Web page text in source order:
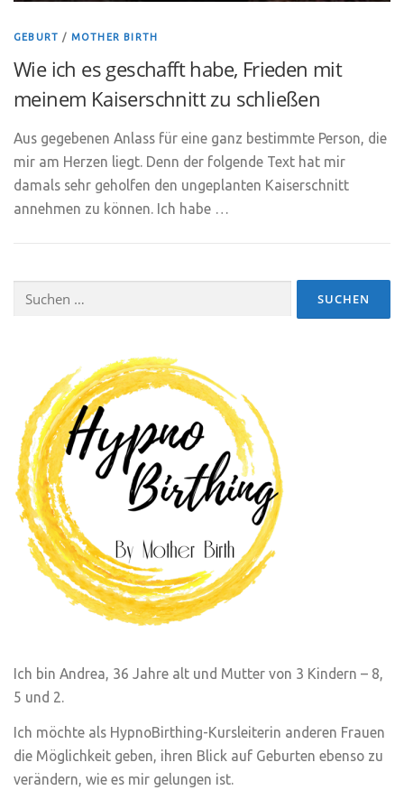
GEBURT / MOTHER BIRTH
Wie ich es geschafft habe, Frieden mit
meinem Kaiserschnitt zu schließen
Aus gegebenen Anlass für eine ganz bestimmte Person, die
mir am Herzen liegt. Denn der folgende Text hat mir
damals sehr geholfen den ungeplanten Kaiserschnitt
annehmen zu können. Ich habe …
Suchen
Ich bin Andrea, 36 Jahre alt und Mutter von 3 Kindern – 8,
5 und 2.
Ich möchte als HypnoBirthing-Kursleiterin anderen Frauen
die Möglichkeit geben, ihren Blick auf Geburten ebenso zu
verändern, wie es mir gelungen ist.